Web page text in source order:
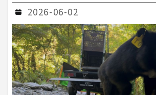
2026-06-02